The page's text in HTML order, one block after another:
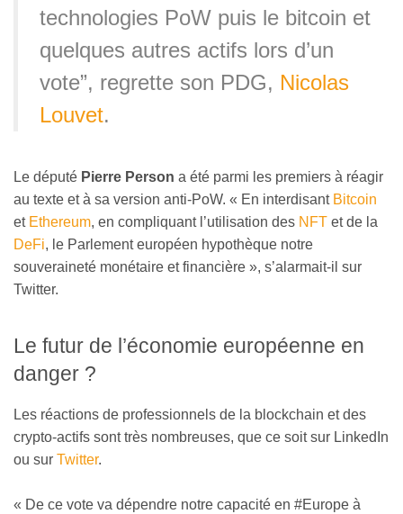
technologies PoW puis le bitcoin et
quelques autres actifs lors d’un
vote”, regrette son PDG, Nicolas
Louvet.
Le député Pierre Person a été parmi les premiers à réagir
au texte et à sa version anti-PoW. « En interdisantBitcoin
etEthereum, en compliquant l’utilisation des NFT et de la
DeFi, le Parlement européen hypothèque notre
souveraineté monétaire et financière », s’alarmait-il sur
Twitter.
Le futur de l’économie européenne en
danger ?
Les réactions de professionnels de la blockchain et des
crypto-actifs sont très nombreuses, que ce soit sur LinkedIn
ou sur Twitter.
« De ce vote va dépendre notre capacité en #Europe à